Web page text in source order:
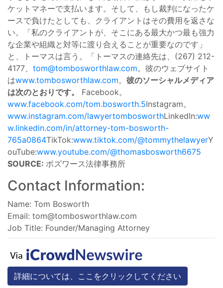
ケットマネーで支払います。そして、もし裁判になったケ
ースで負けたとしても、クライアントはその費用を返さな
い。「私のクライアントが、そこにある最大かつ最も強力
な企業や組織と対等に渡り合えることが重要なのです」
と、トーマスは言う。「トーマスの連絡先は、(267) 212-
4177、 tom@tombosworthlaw.com。彼のウェブサイト
はwww.tombosworthlaw.com。 彼のソーシャルメディア
は次のとおりです。
Facebook。
www.facebook.com/tom.bosworth.5Instagram。
www.instagram.com/lawyertombosworthLinkedIn:ww
w.linkedin.com/in/attorney-tom-bosworth-
765a0864TikTok:www.tiktok.com/@tommythelawyerY
ouTube:www.youtube.com/@thomasbosworth6675
SOURCE: ボズワース法律事務所
Contact Information:
Name: Tom Bosworth
Email: tom@tombosworthlaw.com
Job Title: Founder/Managing Attorney
詳細については、ここをクリックしてください